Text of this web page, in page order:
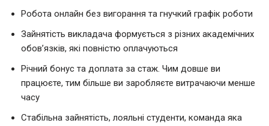
Робота онлайн без вигорання та гнучкий графік роботи
Зайнятість викладача формується з різних академічних
обов’язків, які повністю оплачуються
Річний бонус та доплата за стаж. Чим довше ви
працюєте, тим більше ви заробляєте витрачаючи менше
часу
Стабільна зайнятість, лояльні студенти, команда яка